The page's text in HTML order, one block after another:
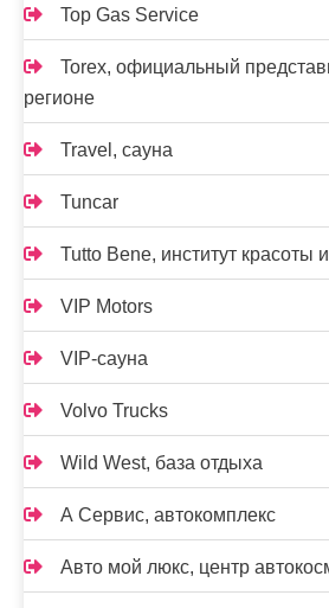
Top Gas Service
Torex, официальный
регионе
Travel, сауна
Tuncar
Tutto Bene, институт красоты
VIP Motors
VIP-сауна
Volvo Trucks
Wild West, база отдыха
А Сервис, автокомплекс
Авто мой люкс, центр